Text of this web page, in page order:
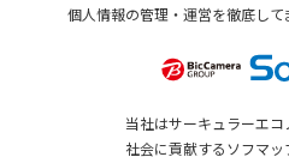
個人情報の管理・運営を徹底して
当社はサーキュラーエ
社会に貢献するソフマ